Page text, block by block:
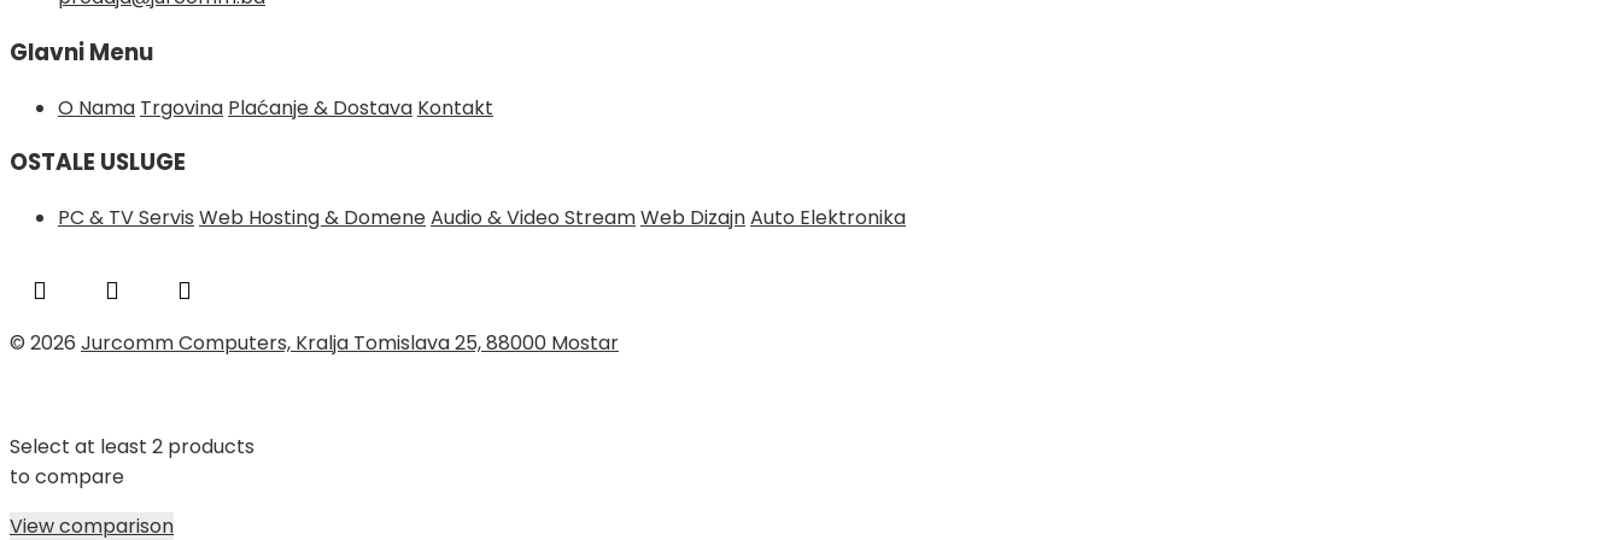
Glavni Menu
O Nama Trgovina Plaćanje & Dostava Kontakt
OSTALE USLUGE
PC & TV Servis Web Hosting & DomeneAudio & Video StreamWeb DizajnAuto Elektronika
© 2026 Jurcomm Computers, Kralja Tomislava 25, 88000 Mostar
Select at least 2 products
to compare
View comparison